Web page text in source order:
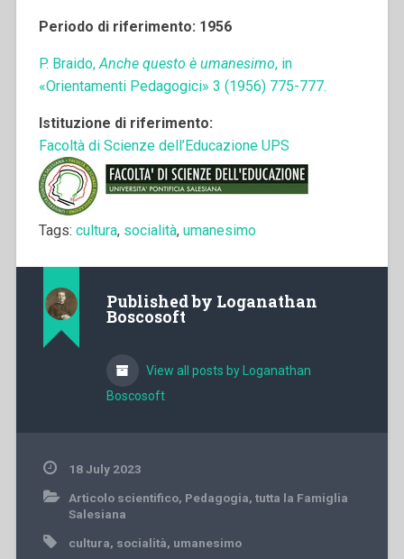
Periodo di riferimento: 1956
P. Braido,Anche questo è umanesimo, in
«Orientamenti Pedagogici» 3 (1956) 775-777.
Istituzione di riferimento:
Facoltà di Scienze dell’Educazione UPS
Tags: cultura, socialità, umanesimo
Published by Loganathan
Boscosoft
View all posts by Loganathan
Boscosoft
18 July 2023
Articolo scientifico, Pedagogia, tutta la Famiglia
Salesiana
cultura, socialità, umanesimo